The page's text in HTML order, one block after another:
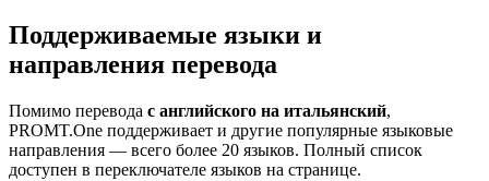
Поддерживаемые языки и
направления перевода
Помимо перевода с английского на итальянский,
PROMT.One поддерживает и другие популярные языковые
направления — всего более 20 языков. Полный список
доступен в переключателе языков на странице.